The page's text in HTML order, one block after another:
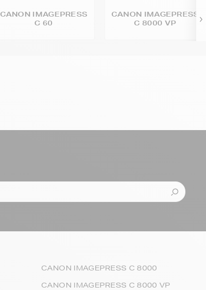
CANON IMAGEPRESS
C 60
CANON IMAGEPRESS
C 8000 VP
CANON IMAGEPRESS C 8000
CANON IMAGEPRESS C 8000 VP